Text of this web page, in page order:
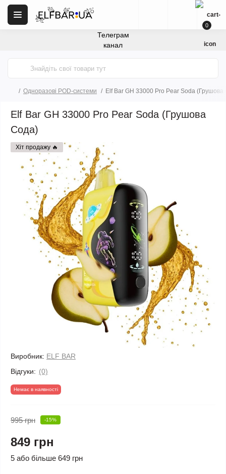
Телеграм
канал
0
Одноразові POD-системи Elf Bar GH 33000 Pro Pear Soda
Elf Bar GH 33000 Pro Pear Soda (Грушова
Сода)
Хіт продажу 🔥
Виробник: ELF BAR
Відгуки: (0)
Немає в наявності
995 грн -15%
849 грн
5 або більше 649 грн